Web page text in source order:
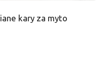
kary za myto